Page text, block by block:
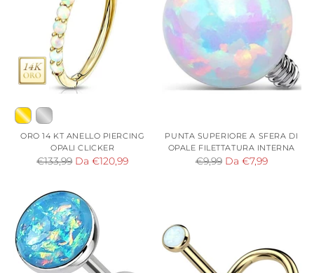
ORO 14 KT ANELLO PIERCING
OPALI CLICKER
Prezzo
listino
€133,99 Da €120,99
PUNTA SUPERIORE A SFERA DI
OPALE FILETTATURA INTERNA
Prezzo
€9,99 Da €7,99